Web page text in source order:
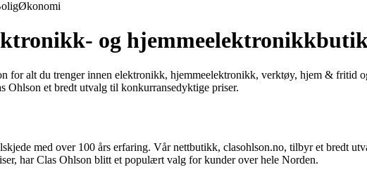
Økonomi
og
for alt du trenger innen elektronikk, hjemmeelektronikk, verktøy, hjem & fritid
Ohlson et bredt utvalg til konkurransedyktige priser.
med over 100 års erfaring. Vår nettbutikk, clasohlson.no, tilbyr et bredt
har Clas Ohlson blitt et populært valg for kunder over hele Norden.